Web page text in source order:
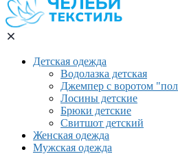
Детская одежда
Водолазка детская
Джемпер с воротом
Лосины детские
Брюки детские
Свитшот детский
Женская одежда
Мужская одежда